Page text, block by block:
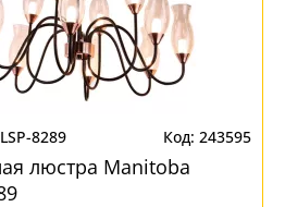
8289 243595
люстра Manitoba